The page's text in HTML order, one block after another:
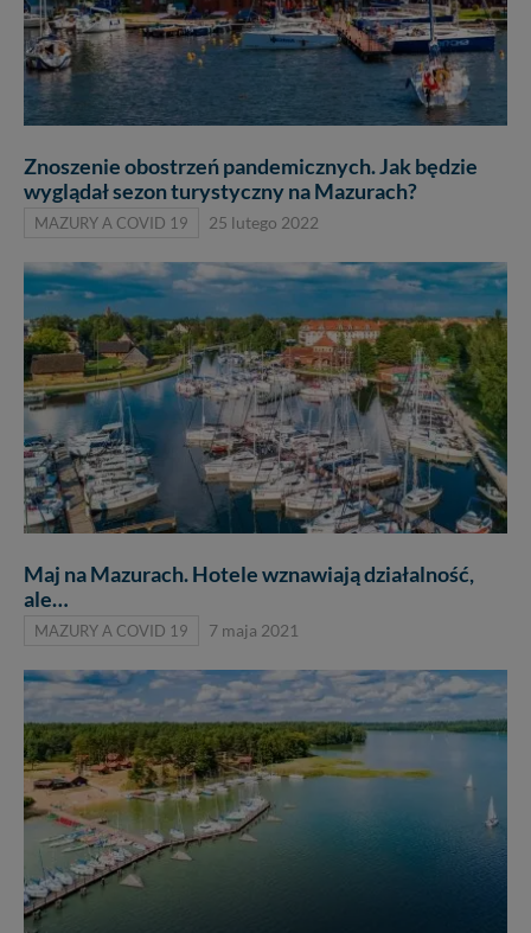
Znoszenie obostrzeń pandemicznych. Jak będzie
wyglądał sezon turystyczny na Mazurach?
MAZURY A COVID 19 25 lutego 2022
Maj na Mazurach. Hotele wznawiają działalność,
ale…
MAZURY A COVID 19 7 maja 2021